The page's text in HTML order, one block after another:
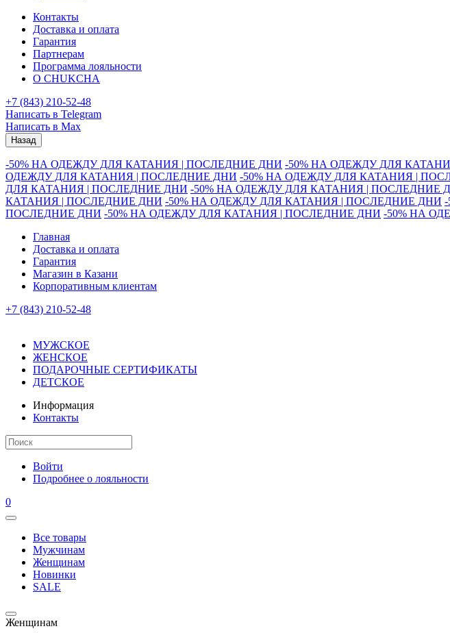
Контакты
Доставка и оплата
Гарантия
Партнерам
Программа лояльности
О CHUKCHA
+7 (843) 210-52-48
Написать в Telegram
Написать в Max
Назад
-50% НА ОДЕЖДУ ДЛЯ КАТАНИЯ | ПОСЛЕДНИЕ ДНИ -50% НА ОДЕЖДУ ДЛЯ
ОДЕЖДУ ДЛЯ КАТАНИЯ | ПОСЛЕДНИЕ ДНИ -50% НА ОДЕЖДУ ДЛЯ КАТАНИЯ |
ДЛЯ КАТАНИЯ | ПОСЛЕДНИЕ ДНИ -50% НА ОДЕЖДУ ДЛЯ КАТАНИЯ | ПОСЛЕДНИЕ
КАТАНИЯ | ПОСЛЕДНИЕ ДНИ -50% НА ОДЕЖДУ ДЛЯ КАТАНИЯ | ПОСЛЕДНИЕ ДНИ
ПОСЛЕДНИЕ ДНИ -50% НА ОДЕЖДУ ДЛЯ КАТАНИЯ | ПОСЛЕДНИЕ ДНИ -50% НА
Главная
Доставка и оплата
Гарантия
Магазин в Казани
Корпоративным клиентам
+7 (843) 210-52-48
МУЖСКОЕ
ЖЕНСКОЕ
ПОДАРОЧНЫЕ СЕРТИФИКАТЫ
ДЕТСКОЕ
Информация
Контакты
Войти
Подробнее о лояльности
0
Все товары
Мужчинам
Женщинам
Новинки
SALE
Женщинам